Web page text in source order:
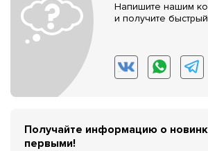
Напишите нашим
и получите быстрый
Получайте информацию о
первыми!